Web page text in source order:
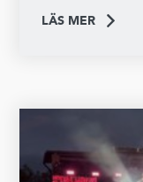
LÄS MER